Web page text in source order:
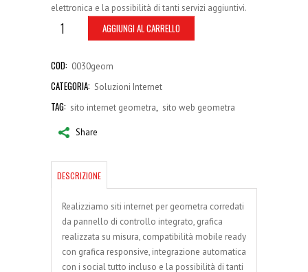
elettronica e la possibilità di tanti servizi aggiuntivi.
AGGIUNGI AL CARRELLO
COD: 0030geom
CATEGORIA: Soluzioni Internet
TAG: sito internet geometra, sito web geometra
Share
DESCRIZIONE
Realizziamo siti internet per geometra corredati
da pannello di controllo integrato, grafica
realizzata su misura, compatibilità mobile ready
con grafica responsive, integrazione automatica
con i social tutto incluso e la possibilità di tanti